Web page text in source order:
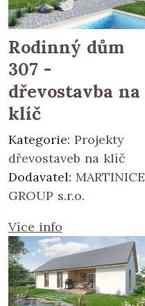
Rodinný dům
307 -
dřevostavba na
klíč
Kategorie: Projekty
dřevostaveb na klíč
Dodavatel: MARTINICE
GROUP s.r.o.
Více info